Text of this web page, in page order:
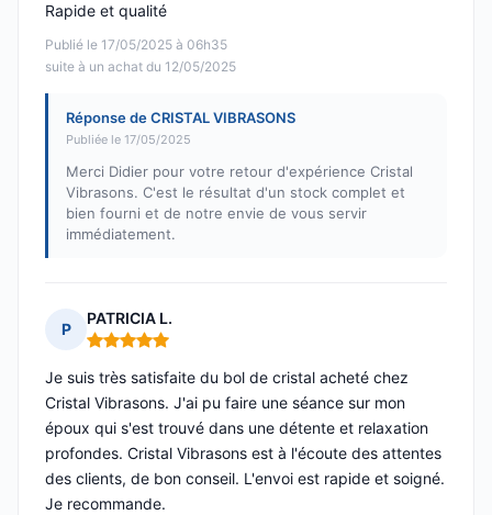
Publié le 17/05/2025 à 06h35
suite à un achat du 12/05/2025
Rapide et qualité
Réponse de CRISTAL VIBRASONS
Publiée le 17/05/2025
Merci Didier pour votre retour d'expérience Cristal
Vibrasons. C'est le résultat d'un stock complet et
bien fourni et de notre envie de vous servir
immédiatement.
P
PATRICIA L.
Note : 5 sur 5
Je suis très satisfaite du bol de cristal acheté chez
Cristal Vibrasons. J'ai pu faire une séance sur mon
époux qui s'est trouvé dans une détente et relaxation
profondes. Cristal Vibrasons est à l'écoute des attentes
des clients, de bon conseil. L'envoi est rapide et soigné.
Je recommande.